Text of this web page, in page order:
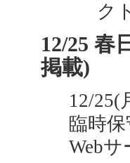
ク
12/25 春
掲載)
12/25(
臨時
Web